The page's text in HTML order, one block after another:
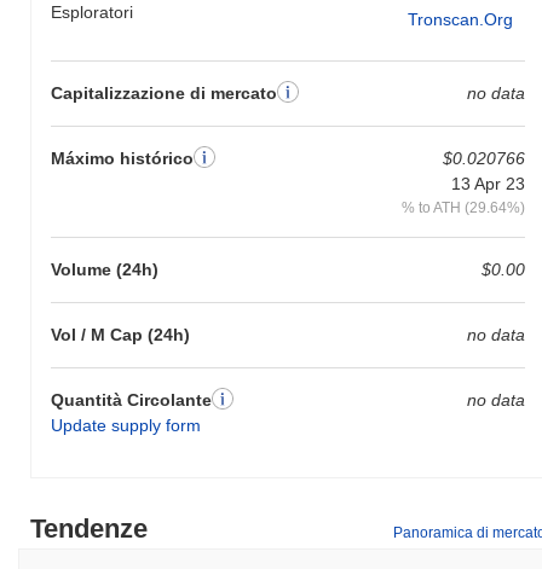
Esploratori Tronscan.org
Capitalizzazione di mercato no data
Máximo histórico
$0.020766
13 Apr 23
% to ATH (29.64%)
Volume (24h) $0.00
Vol / M Cap (24h) no data
Quantità Circolante
Update supply form
no data
Tendenze Panoramica di